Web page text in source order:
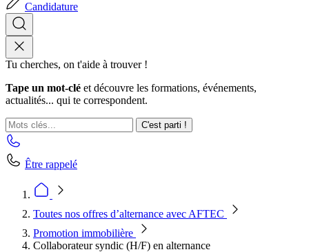
Candidature
Tu cherches, on t'aide à trouver !
Tape un mot-clé et découvre les formations, événements,
actualités... qui te correspondent.
C'est parti !
Être rappelé
Toutes nos offres d’alternance avec AFTEC
Promotion immobilière
Collaborateur syndic (H/F) en alternance